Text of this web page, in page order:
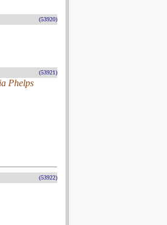
(53920)
(53921)
Phelps
(53922)